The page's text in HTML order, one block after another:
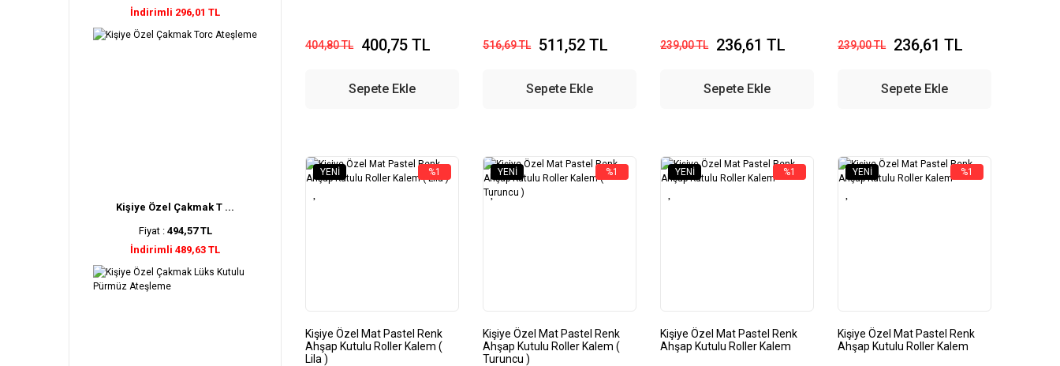
İndirimli 296,01 TL
Kişiye Özel Çakmak T ...
Fiyat : 494,57 TL
İndirimli 489,63 TL
404,80 TL 400,75 TL
Sepete Ekle
516,69 TL 511,52 TL
Sepete Ekle
239,00 TL 236,61 TL
Sepete Ekle
239,00 TL 236,61 TL
Sepete Ekle
%1
YENI
Kişiye Özel Mat Pastel Renk
Ahşap Kutulu Roller Kalem (
Lila )
%1
YENI
Kişiye Özel Mat Pastel Renk
Ahşap Kutulu Roller Kalem (
Turuncu )
%1
YENI
Kişiye Özel Mat Pastel Renk
Ahşap Kutulu Roller Kalem
%1
YENI
Kişiye Özel Mat Pastel Renk
Ahşap Kutulu Roller Kalem